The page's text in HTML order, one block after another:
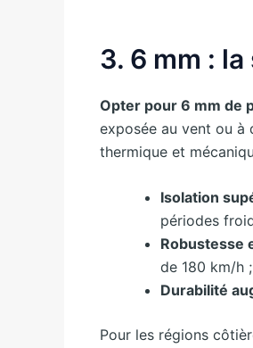
3. 6 mm :
Opter pour 6 mm de
exposée au vent ou à
thermique et
Isolation
périodes
Robustesse
de 180 km/h ;
Durabilité
Pour les régions